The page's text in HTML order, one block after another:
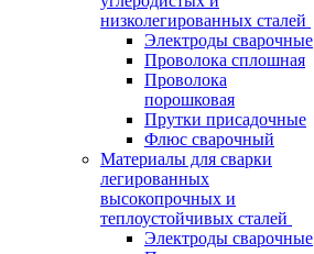
низколегированных сталей
Электроды сварочные
Проволока сплошная
Проволока
порошковая
Прутки присадочные
Флюс сварочный
Материалы для сварки
легированных
высокопрочных и
теплоустойчивых сталей
Электроды сварочные